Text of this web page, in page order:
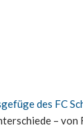
des FC
–